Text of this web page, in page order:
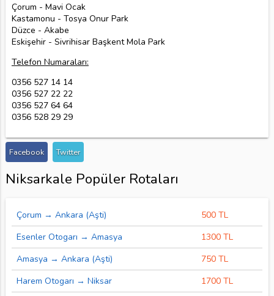
Çorum - Mavi Ocak
Kastamonu - Tosya Onur Park
Düzce - Akabe
Eskişehir - Sivrihisar Başkent Mola Park
Telefon Numaraları:
0356 527 14 14
0356 527 22 22
0356 527 64 64
0356 528 29 29
Facebook Twitter
Niksarkale Popüler Rotaları
Çorum → Ankara (Aşti)
500 TL
Esenler Otogarı → Amasya
1300 TL
Amasya → Ankara (Aşti)
750 TL
Harem Otogarı → Niksar
1700 TL